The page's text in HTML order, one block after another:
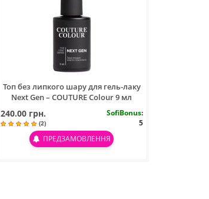
Топ без липкого шару для гель-лаку
Next Gen – COUTURE Colour 9 мл
240.00 грн.
(2)
SofiBonus:
5
ПРЕДЗАМОВЛЕННЯ